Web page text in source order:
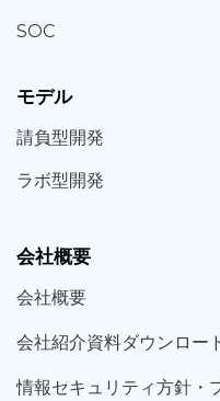
SOC
モデル
請負型開発
ラボ型開発
会社概要
会社概要
会社紹介資料ダウンロー
情報セキュリティ方針・